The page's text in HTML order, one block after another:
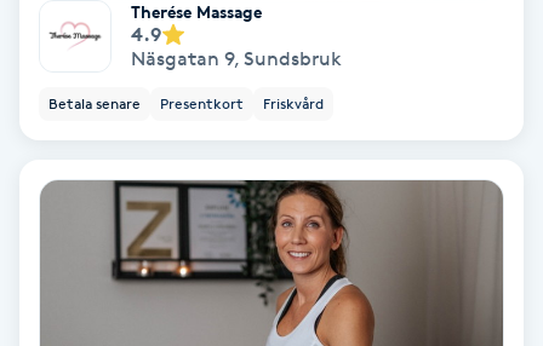
PRP (Platelet Rich Plasma)
Therése Massage
4.9
Näsgatan 9, Sundsbruk
Betala senare Presentkort Friskvård